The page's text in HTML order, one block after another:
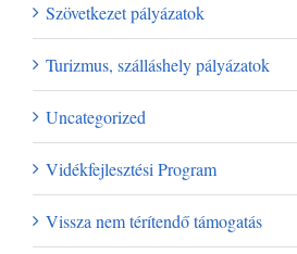
Szövetkezet pályázatok
Turizmus, szálláshely pályázatok
Uncategorized
Vidékfejlesztési Program
Vissza nem térítendő támogatás